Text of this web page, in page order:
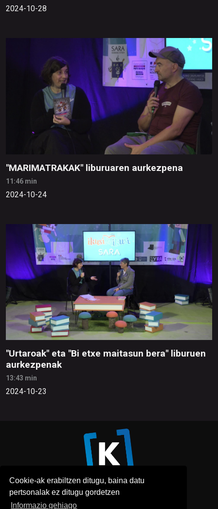
Cookie-ak erabiltzen ditugu, baina datu
pertsonalak ez ditugu gordetzen
Informazio gehiago
2024-10-28
"MARIMATRAKAK" liburuaren aurkezpena
11:46 min
2024-10-24
"Urtaroak" eta "Bi etxe maitasun bera" liburuen
aurkezpenak
13:43 min
2024-10-23